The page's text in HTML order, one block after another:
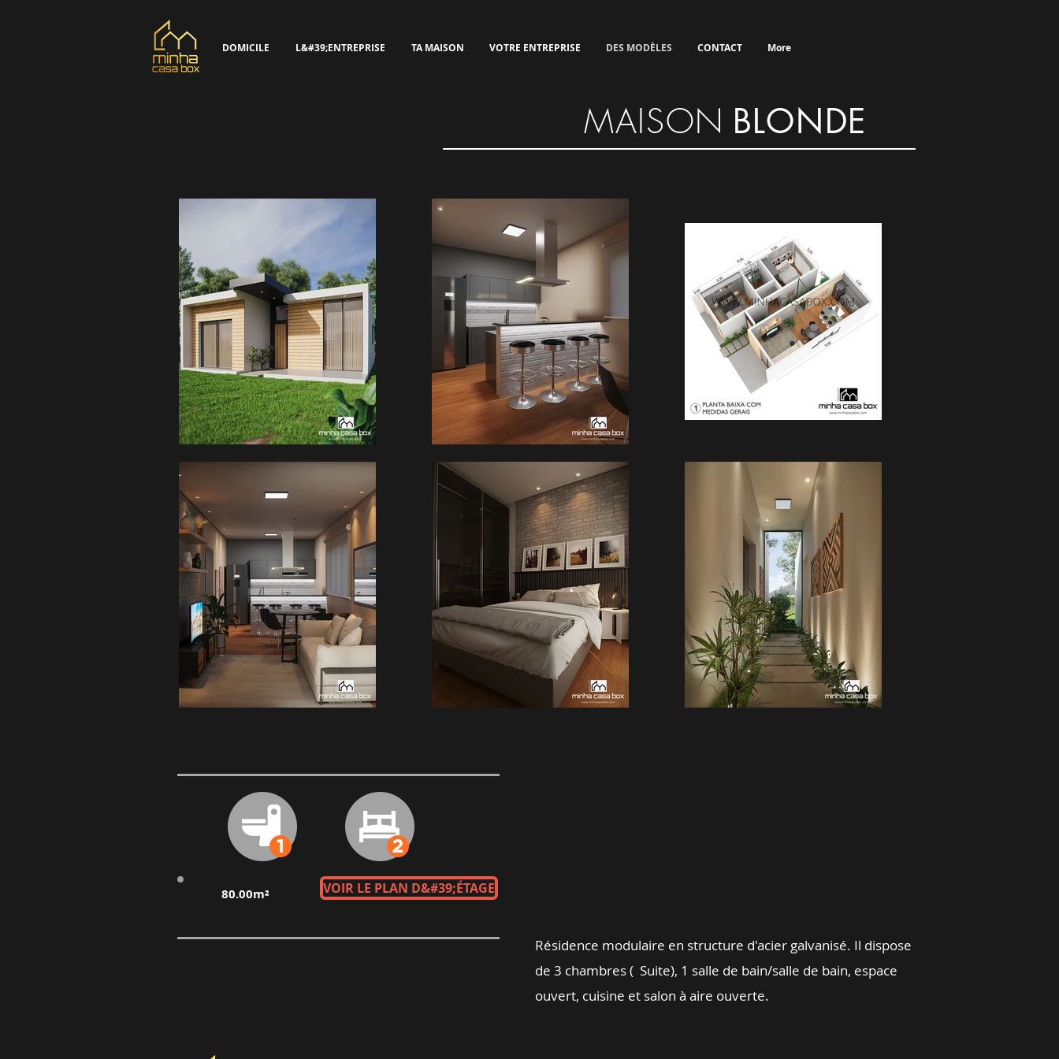
DOMICILE L&#39;ENTREPRISE TA MAISON VOTRE ENTREPRISE DES MODÈLES CONTACT More
MAISON BLONDE
80.00m² VOIR LE PLAN D&#39;ÉTAGE
Résidence modulaire en structure d'acier galvanisé. Il dispose
de 3 chambres ( Suite), 1 salle de bain/salle de bain, espace
ouvert, cuisine et salon à aire ouverte.